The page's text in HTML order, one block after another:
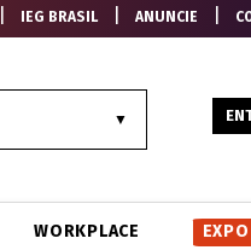
IEG BRASIL|ANUNCIE
WORKPLACE